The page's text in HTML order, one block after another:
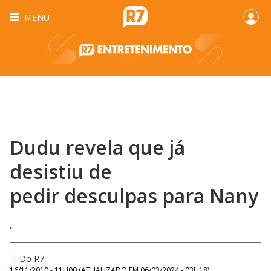
MENU
Dudu revela que já
desistiu de
pedir desculpas para Nany
.
| Do R7